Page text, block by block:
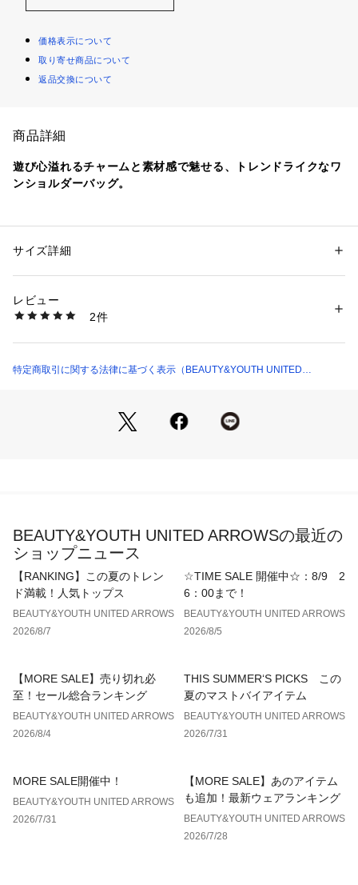
価格表示について
取り寄せ商品について
返品交換について
商品詳細
遊び心溢れるチャームと素材感で魅せる、トレンドライクなワ
ンショルダーバッグ。
取り外し可能なポーチとハートのキーチャームが付いた、キャ
っきりとしつつ普段使いに十分な収納力を叶えます。
肩掛けも楽々できる長めの持ち手は、すっきりと見えるワンシ
の2色をご用意しました。
本体生地・裏地：ポリエステル
フロック：綿、ポリエステル
上品な質感できれいめコーデにも馴染むアイテムは、カジュア
ルスタイルにはもちろん通勤用としてもおすすめです。
・外ポケット：オープンポケット×1か所
×1）
※商品に「取り扱い上の注意書き」、「洗濯表示」がございま
す場合は、使用前に必ずご確認ください。
※商品画像は、光の当たり具合やパソコンなどの閲覧環境によ
り、実際の色味と異なって見える場合がございます。あらかじ
めご了承ください。
店舗へお問い合わせの際は、全国のBEAUTY&YOUTH各店舗ま
で下記の品名/品番をお申し付けください。
品名：BY SD/L CHARM DRST BAG 品番：18326000031
性別：レディース
素材：-
洗濯：-
※詳しい洗濯方法については、商品の品質表示タグをご覧ください
18326000031 （ショップ）
サイズ詳細
レビュー
2件
特定商取引に関する法律に基づく表示（BEAUTY&YOUTH UNITED
BEAUTY&YOUTH UNITED ARROWSの最近の
ショップニュース
【RANKING】この夏のトレン
ド満載！人気トップス
BEAUTY&YOUTH UNITED ARROWS
2026/8/7
☆TIME SALE 開催中☆：8/9 2
6：00まで！
BEAUTY&YOUTH UNITED ARROWS
2026/8/5
【MORE SALE】売り切れ必
至！セール総合ランキング
BEAUTY&YOUTH UNITED ARROWS
2026/8/4
THIS SUMMER‘S PICKS この
夏のマストバイアイテム
BEAUTY&YOUTH UNITED ARROWS
2026/7/31
MORE SALE開催中！
BEAUTY&YOUTH UNITED ARROWS
2026/7/31
【MORE SALE】あのアイテム
も追加！最新ウェアランキング
BEAUTY&YOUTH UNITED ARROWS
2026/7/28